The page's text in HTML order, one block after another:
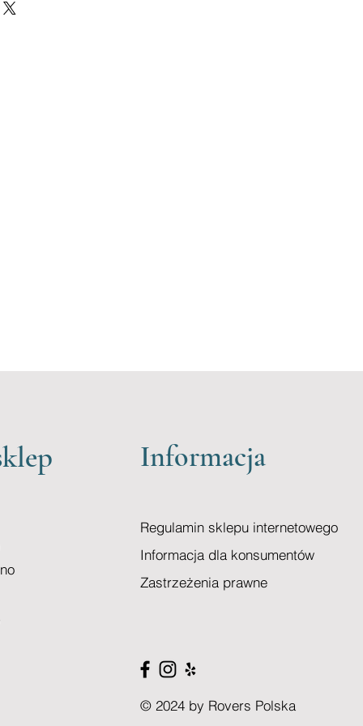
Informacja
Regulamin sklepu internetowego
Informacja dla konsumentów
Zastrzeżenia prawne
© 2024 by Rovers Polska